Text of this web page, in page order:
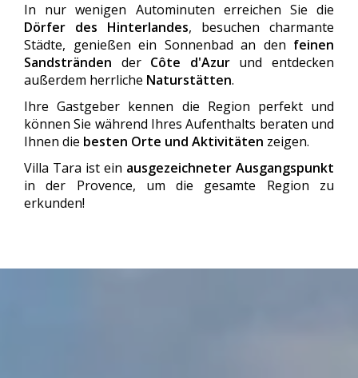
In nur wenigen Autominuten erreichen Sie die
Dörfer des Hinterlandes, besuchen charmante
Städte, genießen ein Sonnenbad an den feinen
Sandstränden der Côte d'Azurund entdecken
außerdem herrliche Naturstätten.
Ihre Gastgeber kennen die Region perfekt und
können Sie während Ihres Aufenthalts beraten und
Ihnen die besten Orte und Aktivitäten zeigen.
Villa Tara ist ein ausgezeichneter Ausgangspunkt
in der Provence, um die gesamte Region zu
erkunden!